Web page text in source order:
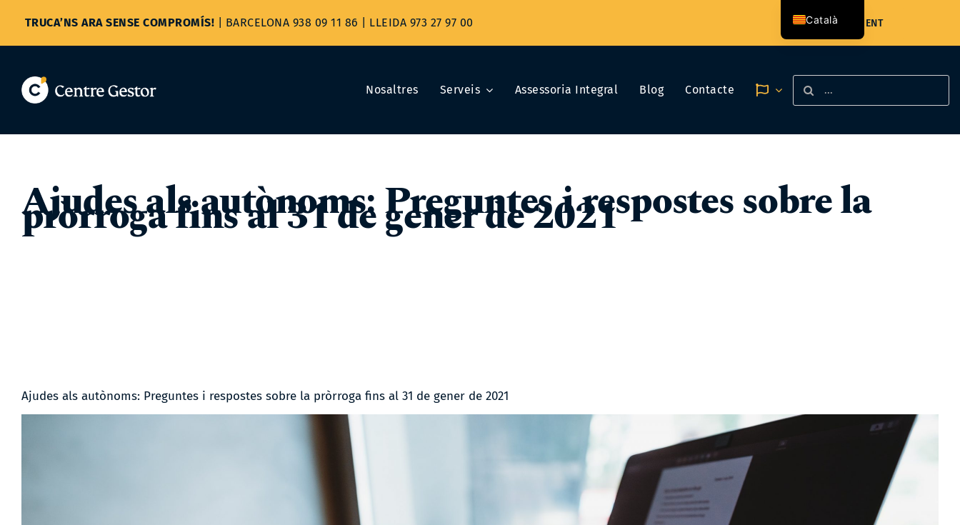
TRUCA’NS ARA SENSE COMPROMÍS! BARCELONA 938 09 11 86 LLEIDA 973 27 97 00 ÀREA CLIENT
Nosaltres Serveis Assessoria Integral Blog Contacte
Search
for:
Ajudes als autònoms: Preguntes i respostes sobre la
pròrroga fins al 31 de gener de 2021
Ajudes als autònoms: Preguntes i respostes sobre la pròrroga fins al 31 de gener de 2021
Català
Español